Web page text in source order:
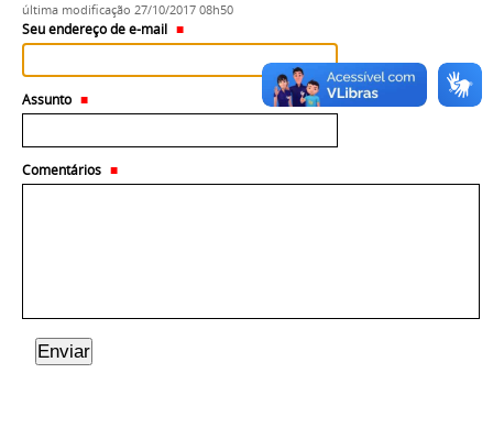
última modificação 27/10/2017 08h50
Seu endereço de e-mail
Assunto
Comentários